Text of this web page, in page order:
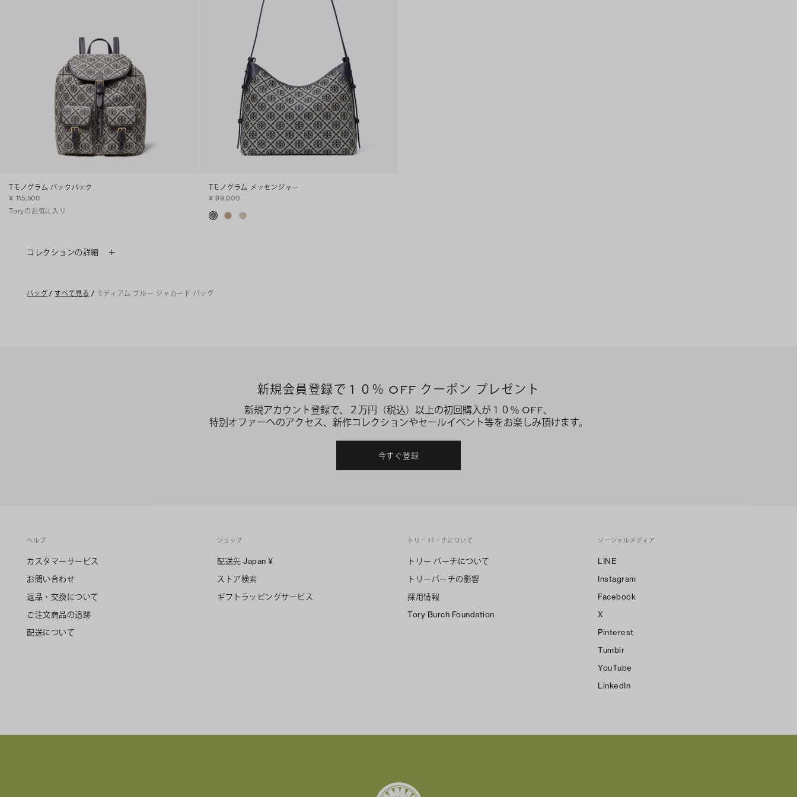
Tモノグラム バックパック
¥ 115,500
Toryのお気に入り
Tモノグラム メッセンジャー
¥ 99,000
コレクションの詳細
バッグ / すべて見る / ミディアム ブルー ジャカード バッグ
新規会員登録で１０％ OFF クーポン プレゼント
新規アカウント登録で、２万円（税込）以上の初回購入が１０％ OFF、
特別オファーへのアクセス、新作コレクションやセールイベント等をお楽しみ頂けます。
今すぐ登録
ヘルプ
カスタマーサービス
お問い合わせ
返品・交換について
ご注文商品の追跡
配送について
ショップ
配送先 Japan ¥
ストア検索
ギフトラッピングサービス
トリー バーチについて
トリー バーチについて
トリーバーチの影響
採用情報
Tory Burch Foundation
ソーシャルメディア
LINE
Instagram
Facebook
X
Pinterest
Tumblr
YouTube
LinkedIn